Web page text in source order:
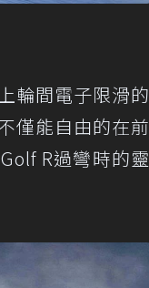
輪間電子限滑的
僅能自由的在前
R過彎時的靈